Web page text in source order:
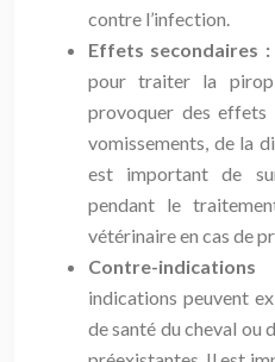
contre l’infection.
Effets secondaires :
pour traiter la
provoquer des effets
vomissements, de la
est important de
pendant le
vétérinaire en cas de
Contre-
indications peuvent
de santé du cheval ou